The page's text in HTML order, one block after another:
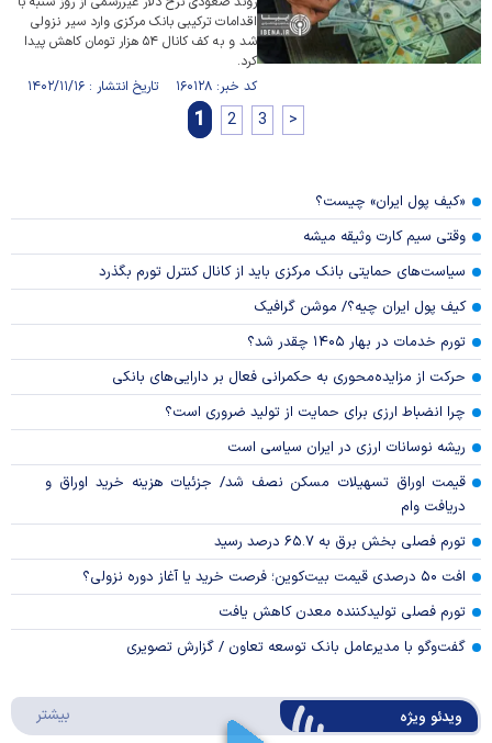
اقدامات ترکیبی بانک مرکزی وارد سیر نزولی
شد و به کف کانال ۵۴ هزار تومان کاهش پیدا
کرد.
کد خبر: ۱۶۰۱۲۸ تاریخ انتشار : ۱۴۰۲/۱۱/۱۶
1 2 3 >
«کیف پول ایران» چیست؟
وقتی سیم کارت وثیقه میشه
سیاست‌های حمایتی بانک مرکزی باید از کانال کنترل تورم بگذرد
کیف پول ایران چیه؟/ موشن گرافیک
تورم خدمات در بهار ۱۴۰۵ چقدر شد؟
حرکت از مزایده‌محوری به حکمرانی فعال بر دارایی‌های بانکی
چرا انضباط ارزی برای حمایت از تولید ضروری است؟
ریشه نوسانات ارزی در ایران سیاسی است
قیمت اوراق تسهیلات مسکن نصف شد/ جزئیات هزینه خرید اوراق و
دریافت وام
تورم فصلی بخش برق به ۶۵.۷ درصد رسید
افت ۵۰ درصدی قیمت بیت‌کوین؛ فرصت خرید یا آغاز دوره نزولی؟
تورم فصلی تولیدکننده معدن کاهش یافت
گفت‌وگو با مدیرعامل بانک توسعه تعاون / گزارش تصویری
ویدئو ویژه بیشتر